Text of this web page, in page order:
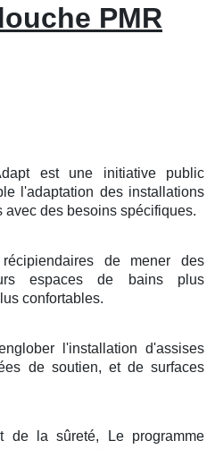
PMR
est une initiative public
l'adaptation des installations
des besoins spécifiques.
de mener des
espaces de bains plus
confortables.
l'installation d'assises
de soutien, et de surfaces
de la sûreté, Le programme